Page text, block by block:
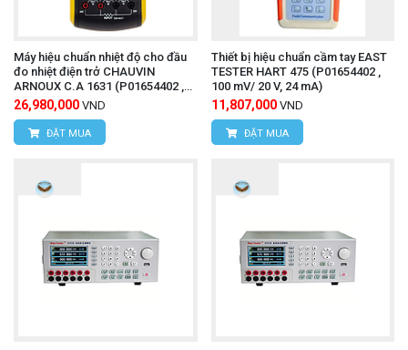
Máy hiệu chuẩn nhiệt độ cho đầu
đo nhiệt điện trở CHAUVIN
ARNOUX C.A 1631 (P01654402 ,
100 mV/ 20 V, 24 mA)
26,980,000 VND
ĐẶT MUA
Thiết bị hiệu chuẩn cầm tay EAST
TESTER HART 475 (P01654402 ,
100 mV/ 20 V, 24 mA)
11,807,000 VND
ĐẶT MUA